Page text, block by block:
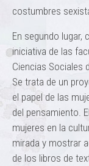
costumbres
En segundo lugar,
iniciativa de las
Ciencias Sociales
Se trata de un
el papel de las
del pensamiento.
mujeres en la
mirada y mostrar
de los libros de